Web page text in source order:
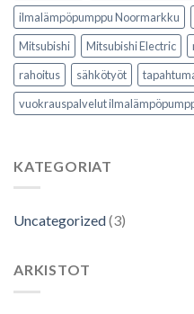
ilmalämpöpumppu Noormarkku
Mitsubishi
Mitsubishi Electric
rahoitus
sähkötyöt
vuokrauspalvelut
KATEGORIAT
Uncategorized(3)
ARKISTOT